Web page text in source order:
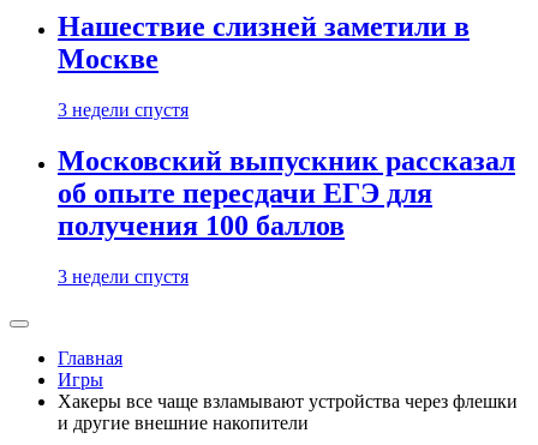
Нашествие слизней заметили в
Москве
3 недели спустя
Московский выпускник рассказал
об опыте пересдачи ЕГЭ для
получения 100 баллов
3 недели спустя
Главная
Игры
Хакеры все чаще взламывают устройства через флешки
и другие внешние накопители